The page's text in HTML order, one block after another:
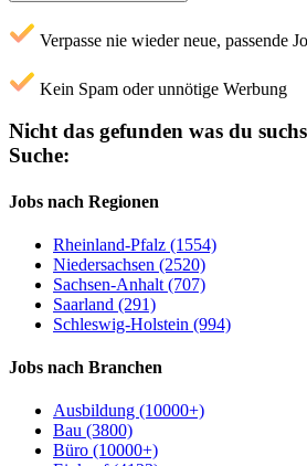
Verpasse nie wieder neue, passende
Kein Spam oder unnötige Werbung
Nicht das gefunden was du
Suche:
Jobs nach Regionen
Rheinland-Pfalz (1554)
Niedersachsen (2520)
Sachsen-Anhalt (707)
Saarland (291)
Schleswig-Holstein (994)
Jobs nach Branchen
Ausbildung (10000+)
Bau (3800)
Büro (10000+)